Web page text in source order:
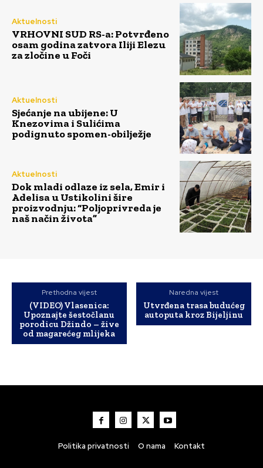
Aktuelnosti
VRHOVNI SUD RS-a: Potvrđeno
osam godina zatvora Iliji Elezu
za zločine u Foči
Aktuelnosti
Sjećanje na ubijene: U
Knezovima i Sulićima
podignuto spomen-obilježje
Aktuelnosti
Dok mladi odlaze iz sela, Emir i
Adelisa u Ustikolini šire
proizvodnju: “Poljoprivreda je
naš način života”
Prethodna vijest
(VIDEO) Vlasenica:
Upoznajte šestočlanu
porodicu Džindo – žive
od magarećeg mlijeka
Naredna vijest
Utvrđena trasa budućeg
autoputa kroz Bijeljinu
Politika privatnosti O nama Kontakt